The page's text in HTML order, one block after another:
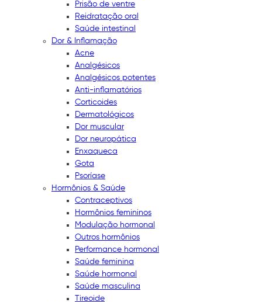
Prisão de ventre
Reidratação oral
Saúde intestinal
Dor & Inflamação
Acne
Analgésicos
Analgésicos potentes
Anti-inflamatórios
Corticoides
Dermatológicos
Dor muscular
Dor neuropática
Enxaqueca
Gota
Psoríase
Hormônios & Saúde
Contraceptivos
Hormônios femininos
Modulação hormonal
Outros hormônios
Performance hormonal
Saúde feminina
Saúde hormonal
Saúde masculina
Tireoide